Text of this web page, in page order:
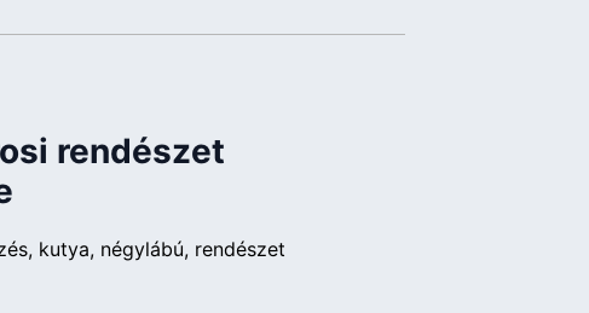
rendészet
kutya négylábú rendészet